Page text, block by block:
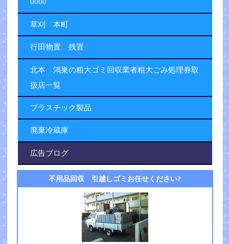
0000
草刈 本町
行田物置 残置
北本 鴻巣の粗大ゴミ回収業者粗大ごみ処理券取
扱店一覧
プラスチック製品
廃棄冷蔵庫
広告ブログ
不用品回収 引越しゴミお任せください?